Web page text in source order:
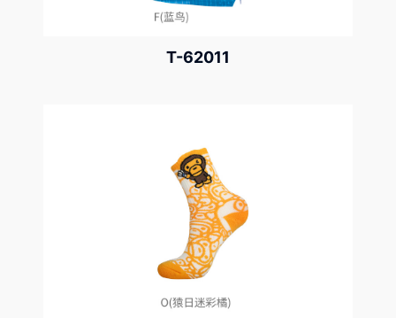
T-62011